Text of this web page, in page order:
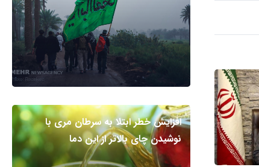
افزایش خطر ابتلا به سرطان مری با
نوشیدن چای بالاتر از این دما